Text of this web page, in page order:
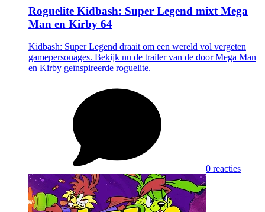
Roguelite Kidbash: Super Legend mixt Mega
Man en Kirby 64
Kidbash: Super Legend draait om een wereld vol vergeten
gamepersonages. Bekijk nu de trailer van de door Mega Man
en Kirby geïnspireerde roguelite.
0 reacties